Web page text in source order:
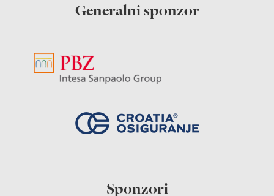
Generalni sponzor
Sponzori